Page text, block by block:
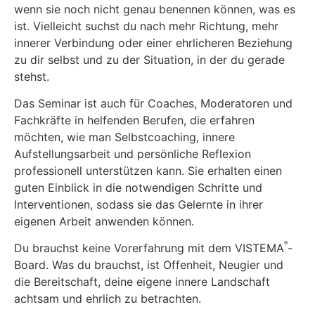
wenn sie noch nicht genau benennen können, was es
ist. Vielleicht suchst du nach mehr Richtung, mehr
innerer Verbindung oder einer ehrlicheren Beziehung
zu dir selbst und zu der Situation, in der du gerade
stehst.
Das Seminar ist auch für Coaches, Moderatoren und
Fachkräfte in helfenden Berufen, die erfahren
möchten, wie man Selbstcoaching, innere
Aufstellungsarbeit und persönliche Reflexion
professionell unterstützen kann. Sie erhalten einen
guten Einblick in die notwendigen Schritte und
Interventionen, sodass sie das Gelernte in ihrer
eigenen Arbeit anwenden können.
Du brauchst keine Vorerfahrung mit dem VISTEMA®-
Board. Was du brauchst, ist Offenheit, Neugier und
die Bereitschaft, deine eigene innere Landschaft
achtsam und ehrlich zu betrachten.